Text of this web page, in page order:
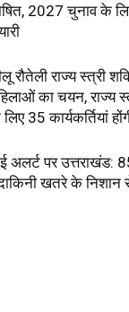
2027 चुनाव के
रौतेली राज्य स्त्री
का चयन, राज्य
35 कार्यकर्तियां
अलर्ट पर
खतरे के निशान